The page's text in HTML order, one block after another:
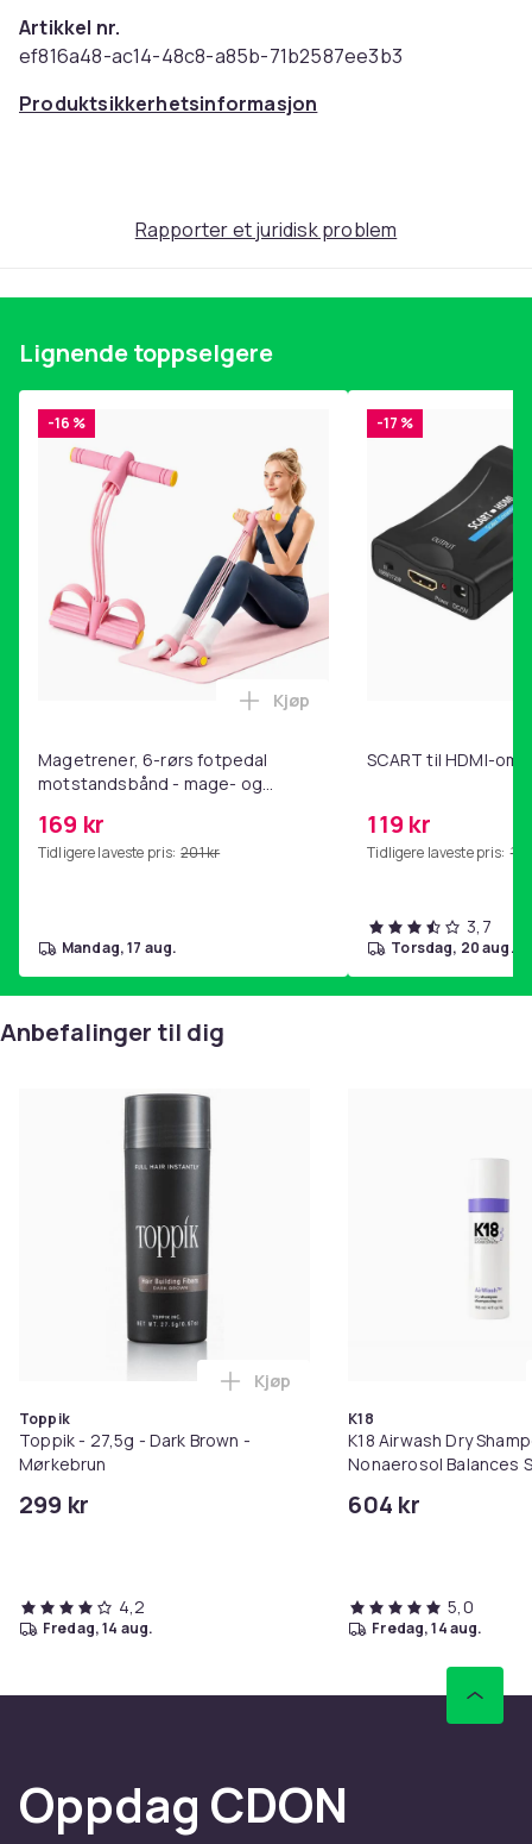
Artikkel nr.
ef816a48-ac14-48c8-a85b-71b2587ee3b3
Produktsikkerhetsinformasjon
Rapporter et juridisk problem
Lignende toppselgere
-16 %
Magetrener, 6-rørs fotpedal
motstandsbånd - mage- og
hjemmegymnastikk Pink
169 kr
Tidligere laveste pris: 201 kr
Legg Magetrener, 6-rørs
Kjøp
mandag, 17 aug.
-17 %
SCART til HDMI-
119 kr
Tidligere laveste pris:
3,7
torsdag, 20 aug.
Anbefalinger til dig
Toppik
Toppik - 27,5g - Dark Brown -
Mørkebrun
299 kr
Legg Toppik - 27,5g - Dark
Kjøp
4,2
fredag, 14 aug.
K18
K18 Airwash Dry
Nonaerosol Balances
604 kr
5,0
fredag, 14 aug.
Oppdag CDON